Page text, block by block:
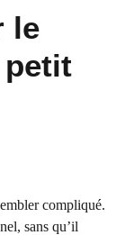
le
compliqué.
sans qu’il